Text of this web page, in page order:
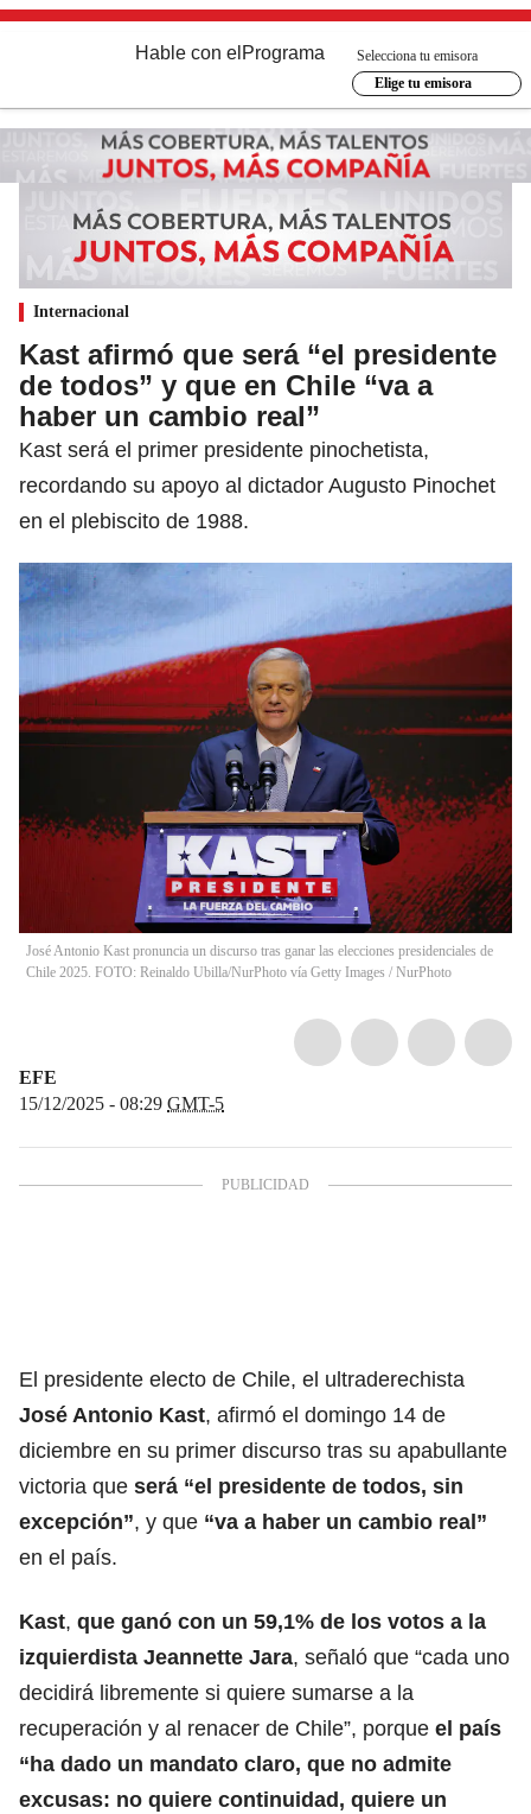
Hable con el Programa
Selecciona tu emisora
Elige tu emisora
Internacional
Kast afirmó que será “el presidente
de todos” y que en Chile “va a
haber un cambio real”
Kast será el primer presidente pinochetista,
recordando su apoyo al dictador Augusto Pinochet
en el plebiscito de 1988.
José Antonio Kast pronuncia un discurso tras ganar las elecciones presidenciales de
Chile 2025. FOTO: Reinaldo Ubilla/NurPhoto vía Getty Images / NurPhoto
EFE
15/12/2025 - 08:29 GMT-5
El presidente electo de Chile, el ultraderechista
José Antonio Kast, afirmó el domingo 14 de
diciembre en su primer discurso tras su apabullante
victoria que será “el presidente de todos, sin
excepción”, y que “va a haber un cambio real”
en el país.
Kast, que ganó con un 59,1% de los votos a la
izquierdista Jeannette Jara, señaló que “cada uno
decidirá libremente si quiere sumarse a la
recuperación y al renacer de Chile”, porque el país
“ha dado un mandato claro, que no admite
excusas: no quiere continuidad, quiere un